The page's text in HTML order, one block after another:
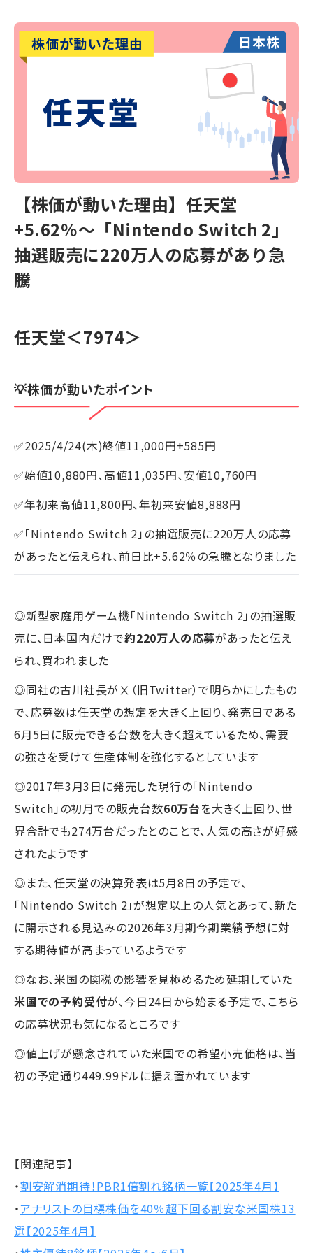
【株価が動いた理由】任天堂
+5.62％～「Nintendo Switch 2」
抽選販売に220万人の応募があり急
騰
任天堂＜7974＞
💡株価が動いたポイント
✅2025/4/24(木)終値11,000円+585円
✅始値10,880円、高値11,035円、安値10,760円
✅年初来高値11,800円、年初来安値8,888円
✅「Nintendo Switch 2」の抽選販売に220万人の応募
があったと伝えられ、前日比+5.62％の急騰となりました
◎新型家庭用ゲーム機「Nintendo Switch 2」の抽選販
売に、日本国内だけで約220万人の応募があったと伝え
られ、買われました
◎同社の古川社長がⅩ（旧Twitter）で明らかにしたもの
で、応募数は任天堂の想定を大きく上回り、発売日である
6月5日に販売できる台数を大きく超えているため、需要
の強さを受けて生産体制を強化するとしています
◎2017年3月3日に発売した現行の「Nintendo
Switch」の初月での販売台数60万台を大きく上回り、世
界合計でも274万台だったとのことで、人気の高さが好感
されたようです
◎また、任天堂の決算発表は5月8日の予定で、
「Nintendo Switch 2」が想定以上の人気とあって、新た
に開示される見込みの2026年3月期今期業績予想に対
する期待値が高まっているようです
◎なお、米国の関税の影響を見極めるため延期していた
米国での予約受付が、今日24日から始まる予定で、こちら
の応募状況も気になるところです
◎値上げが懸念されていた米国での希望小売価格は、当
初の予定通り449.99ドルに据え置かれています
【関連記事】
・割安解消期待！PBR1倍割れ銘柄一覧【2025年4月】
・アナリストの目標株価を40％超下回る割安な米国株13
選【2025年4月】